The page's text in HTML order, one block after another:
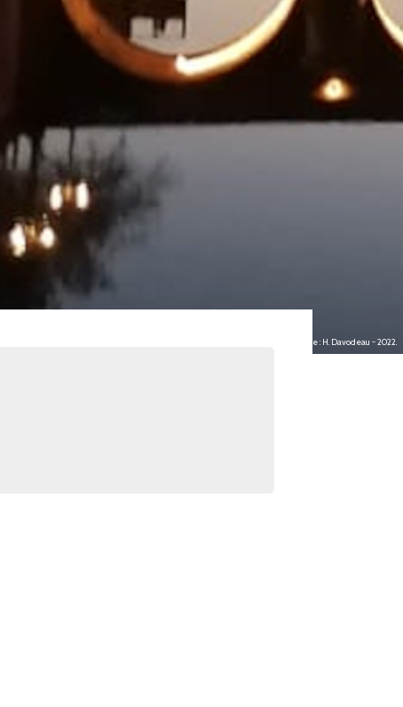
Image : H. Davodeau - 2022.